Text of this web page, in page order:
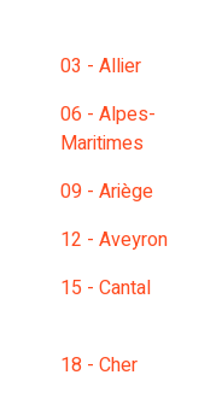
03 - Allier
06 - Alpes-
Maritimes
09 - Ariège
12 - Aveyron
15 - Cantal
18 - Cher